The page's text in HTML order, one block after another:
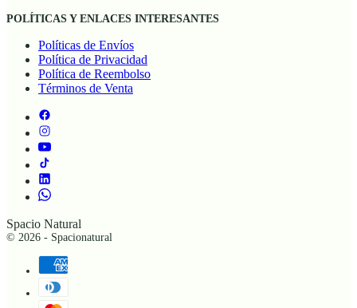
POLÍTICAS Y ENLACES INTERESANTES
Políticas de Envíos
Política de Privacidad
Política de Reembolso
Términos de Venta
Spacio Natural
© 2026 - Spacionatural